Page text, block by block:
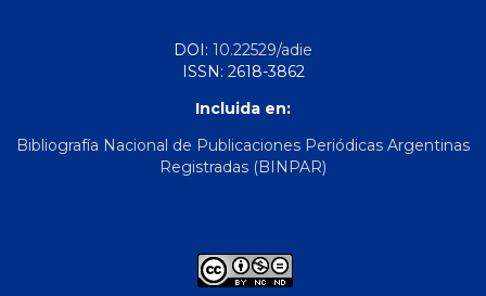
DOI: 10.22529/adie
ISSN: 2618-3862
Incluida en:
Bibliografía Nacional de Publicaciones Periódicas Argentinas
Registradas (BINPAR)